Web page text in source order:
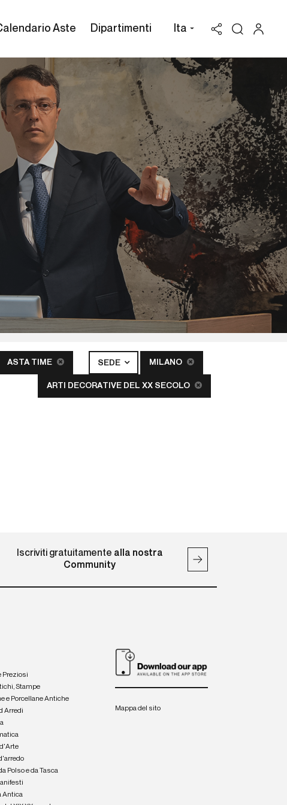
Aste Dipartimenti Ita
ASTA TIME SEDE MILANO
ARTI DECORATIVE DEL XX SECOLO
Iscriviti gratuitamente alla nostra
Community
Preziosi
Stampe
e Porcellane Antiche
Arredi
Polso e da Tasca
Antica
Mappa del sito